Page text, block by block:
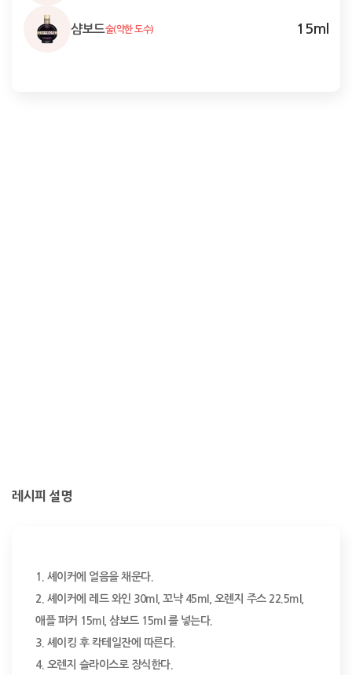
샴보드술(약한 도수) 15ml
레시피 설명
1. 셰이커에 얼음을 채운다.
2. 셰이커에 레드 와인 30ml, 꼬냑 45ml, 오렌지 주스 22.5ml,
애플 퍼커 15ml, 샴보드 15ml 를 넣는다.
3. 셰이킹 후 칵테일잔에 따른다.
4. 오렌지 슬라이스로 장식한다.